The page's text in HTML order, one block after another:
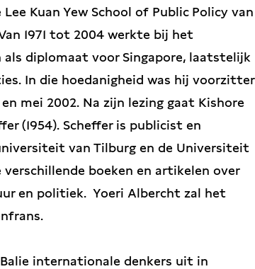
Kuan Yew School of Public Policy van
1971 tot 2004 werkte bij het
diplomaat voor Singapore, laatstelijk
In die hoedanigheid was hij voorzitter
mei 2002. Na zijn lezing gaat Kishore
(1954). Scheffer is publicist en
van Tilburg en de Universiteit
boeken en artikelen over
en politiek. Yoeri Albercht zal het
internationale denkers uit in